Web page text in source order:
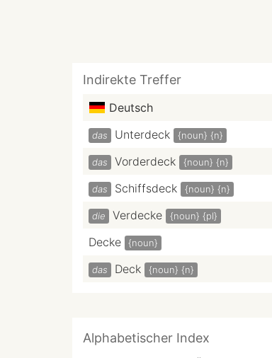
Indirekte Treffer
Deutsch
das Unterdeck {noun} {n}
das Vorderdeck {noun} {n}
das Schiffsdeck {noun} {n}
die Verdecke {noun} {pl}
Decke {noun}
das Deck {noun} {n}
Alphabetischer Index